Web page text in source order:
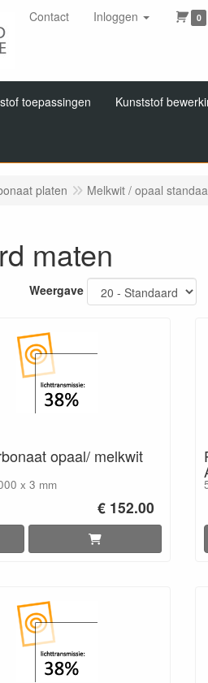
Contact Inloggen 0
toepassingen Kunststof
platen Melkwit / opaal
maten
Weergave
opaal/ melkwit
x 3 mm
€ 152.00